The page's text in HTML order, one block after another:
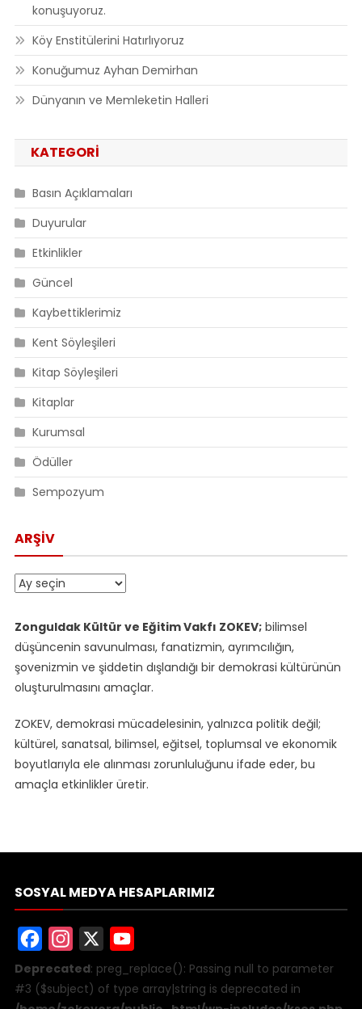
konuşuyoruz.
Köy Enstitülerini Hatırlıyoruz
Konuğumuz Ayhan Demirhan
Dünyanın ve Memleketin Halleri
KATEGORI
Basın Açıklamaları
Duyurular
Etkinlikler
Güncel
Kaybettiklerimiz
Kent Söyleşileri
Kitap Söyleşileri
Kitaplar
Kurumsal
Ödüller
Sempozyum
ARŞIV
Arşiv
Zonguldak Kültür ve Eğitim Vakfı ZOKEV;bilimsel
düşüncenin savunulması, fanatizmin, ayrımcılığın,
şovenizmin ve şiddetin dışlandığı bir demokrasi kültürünün
oluşturulmasını amaçlar.
ZOKEV, demokrasi mücadelesinin, yalnızca politik değil;
kültürel, sanatsal, bilimsel, eğitsel, toplumsal ve ekonomik
boyutlarıyla ele alınması zorunluluğunu ifade eder, bu
amaçla etkinlikler üretir.
SOSYAL MEDYA HESAPLARIMIZ
FacebookInstagram
Deprecated: preg_replace(): Passing null to parameter
#3 ($subject) of type array|string is deprecated in